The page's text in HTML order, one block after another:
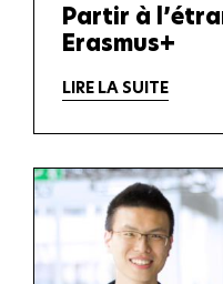
Partir à
Erasmus+
LIRE LA SUITE